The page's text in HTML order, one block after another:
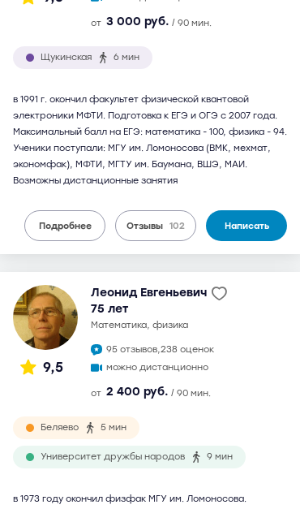
от 3 000 руб. / 90 мин.
Щукинская 6 мин
в 1991 г. окончил факультет физической квантовой
электроники МФТИ. Подготовка к ЕГЭ и ОГЭ с 2007 года.
Максимальный балл на ЕГЭ: математика - 100, физика - 94.
Ученики поступали: МГУ им. Ломоносова (ВМК, мехмат,
экономфак), МФТИ, МГТУ им. Баумана, ВШЭ, МАИ.
Возможны дистанционные занятия
Подробнее Отзывы 102 Написать
9,5
Леонид Евгеньевич
75 лет
математика, физика
95 отзывов,238 оценок
можно дистанционно
от 2 400 руб. / 90 мин.
Беляево 5 мин
Университет дружбы народов 9 мин
в 1973 году окончил физфак МГУ им. Ломоносова.